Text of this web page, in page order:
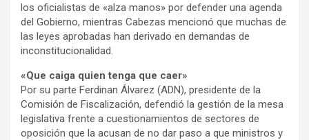
los oficialistas de «alza manos» por defender una agenda
del Gobierno, mientras Cabezas mencionó que muchas de
las leyes aprobadas han derivado en demandas de
inconstitucionalidad.
«Que caiga quien tenga que caer»
Por su parte Ferdinan Álvarez (ADN), presidente de la
Comisión de Fiscalización, defendió la gestión de la mesa
legislativa frente a cuestionamientos de sectores de
oposición que la acusan de no dar paso a que ministros y